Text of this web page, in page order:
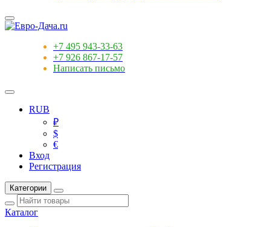
+7 495 943-33-63
+7 926 867-17-57
Написать письмо
RUB
₽
$
€
Вход
Регистрация
Категории
Каталог